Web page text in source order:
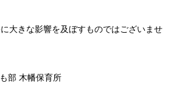
大きな影響を及ぼすものではございませ
部 木幡保育所